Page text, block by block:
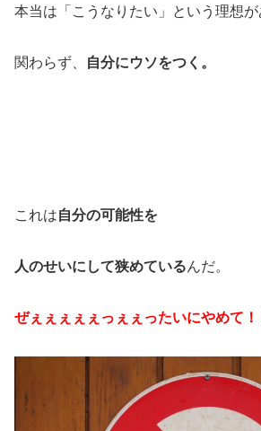
本当は「こうなりたい」という理想が
関わらず、 自分にウソをつく。
これは自分の可能性を
人のせいにして狭めているんだ。
ぜぇぇぇぇぇっぇぇったいにやめて！